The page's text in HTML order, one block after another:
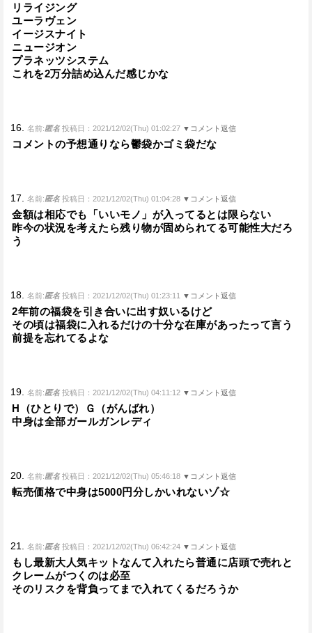
リライジング
ユーラヴェン
イージスナイト
ニュージオン
プラネッツシステム
これを2万分詰め込んだ感じかな
16. 名前:匿名 投稿日：2021/12/02(Thu) 01:02:27 ▼コメント返信
コメントの予想通りなら鬱袋かゴミ袋だな
17. 名前:匿名 投稿日：2021/12/02(Thu) 01:04:28 ▼コメント返信
金額は相応でも「いいモノ」が入ってるとは限らない
昨今の状況を考えたら残り物が固められてる可能性大だろ
う
18. 名前:匿名 投稿日：2021/12/02(Thu) 01:23:11 ▼コメント返信
2年前の福袋を引き合いに出す奴いるけど
その頃は福袋に入れるだけの十分な在庫があったって言う
前提を忘れてるよな
19. 名前:匿名 投稿日：2021/12/02(Thu) 04:11:12 ▼コメント返信
H（ひとりで）Ｇ（がんばれ）
中身は全部ガールガンレディ
20. 名前:匿名 投稿日：2021/12/02(Thu) 05:46:18 ▼コメント返信
転売価格で中身は5000円分しかいれないゾ☆
21. 名前:匿名 投稿日：2021/12/02(Thu) 06:42:24 ▼コメント返信
もし最新大人気キットなんて入れたら普通に店頭で売れと
クレームがつくのは必至
そのリスクを背負ってまで入れてくるだろうか